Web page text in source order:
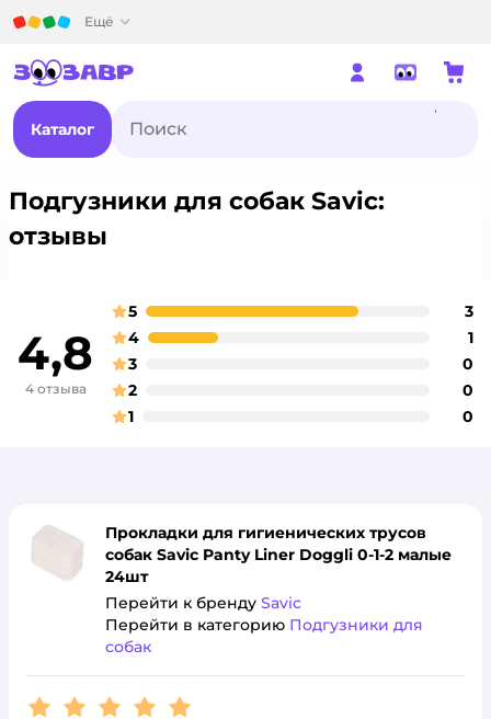
Ещё
Каталог
Подгузники для собак Savic:
отзывы
4,8
4 отзыва
оценка
5 3
оценка
4 1
оценка
3 0
оценка
2 0
оценка
1 0
Прокладки для гигиенических трусов
собак Savic Panty Liner Doggli 0-1-2 малые
24шт
Перейти к бренду Savic
Перейти в категорию Подгузники для
собак
Рейтинг:5